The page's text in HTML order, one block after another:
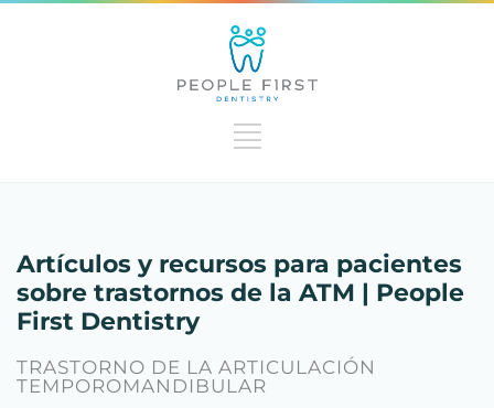
Artículos y recursos para pacientes
sobre trastornos de la ATM | People
First Dentistry
TRASTORNO DE LA ARTICULACIÓN
TEMPOROMANDIBULAR